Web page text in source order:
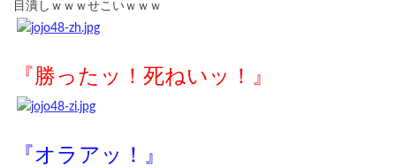
目潰しｗｗｗせこいｗｗｗ
『勝ったッ！死ねいッ！』
『オラアッ！』